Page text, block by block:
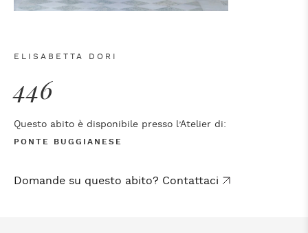
ELISABETTA DORI
446
Questo abito è disponibile presso l’Atelier di:
PONTE BUGGIANESE
Domande su questo abito? Contattaci